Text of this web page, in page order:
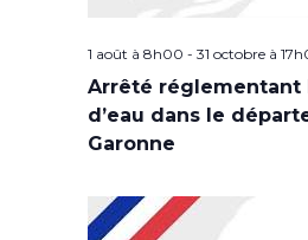
1 août à 8h00 - 31 octobre à
Arrêté réglementant
d’eau dans le
Garonne